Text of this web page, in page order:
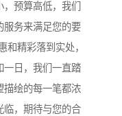
预算高低，我们
服务来满足您的要
和精彩落到实处，
一日，我们一直踏
描绘的每一笔都浓
临，期待与您的合